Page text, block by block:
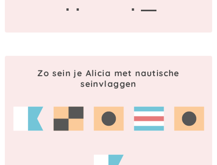
· ·
· —
Zo sein je Alicia met nautische
seinvlaggen